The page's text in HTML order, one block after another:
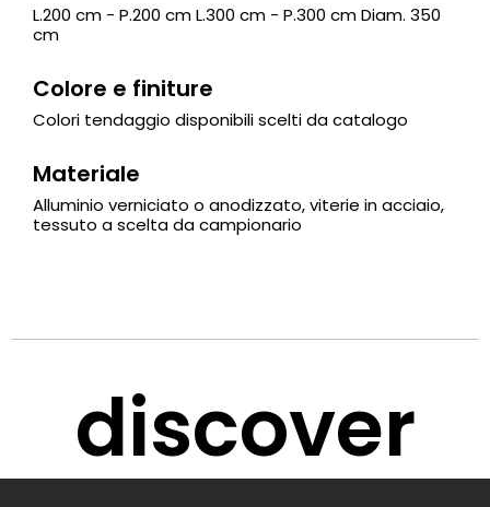
L.200 cm - P.200 cm L.300 cm - P.300 cm Diam. 350
cm
Colore e finiture
Colori tendaggio disponibili scelti da catalogo
Materiale
Alluminio verniciato o anodizzato, viterie in acciaio,
tessuto a scelta da campionario
discover